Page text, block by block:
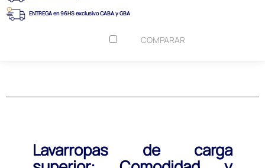
ENTREGA en 96HS exclusivo CABA y GBA
COMPARAR
Lavarropas de carga